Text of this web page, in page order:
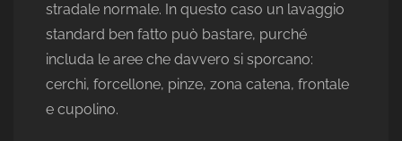
stradale normale. In questo caso un lavaggio
standard ben fatto può bastare, purché
includa le aree che davvero si sporcano:
cerchi, forcellone, pinze, zona catena, frontale
e cupolino.